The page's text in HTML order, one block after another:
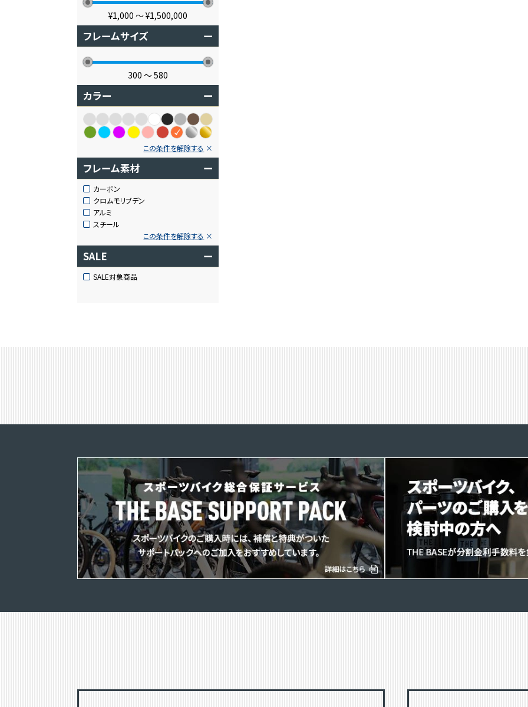
¥1,000 〜¥1,500,000
フレームサイズ ー
300 〜580
カラー ー
この条件を解除する
フレーム素材 ー
カーボン
クロムモリブデン
アルミ
スチール
この条件を解除する
SALE ー
SALE対象商品